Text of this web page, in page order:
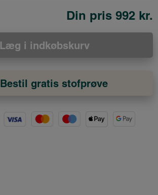
Din pris 992 kr.
Læg i indkøbskurv
Bestil gratis stofprøve